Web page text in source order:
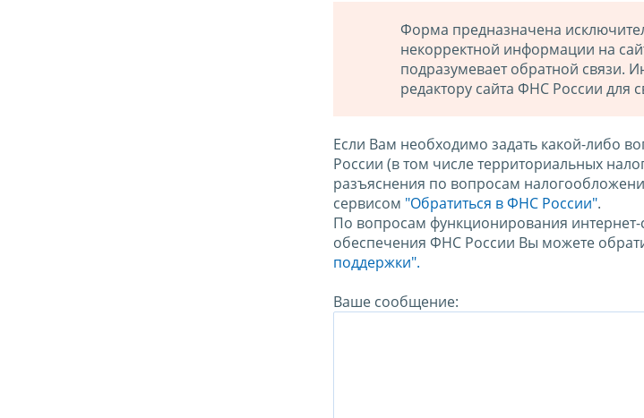
Форма предназначена
некорректной информации на
подразумевает обратной связи.
редактору сайта ФНС России для
Если Вам необходимо задать какой-либо
России (в том числе территориальных
разъяснения по вопросам
сервисом "Обратиться в ФНС России".
По вопросам функционирования
обеспечения ФНС России Вы можете
поддержки".
Ваше сообщение: